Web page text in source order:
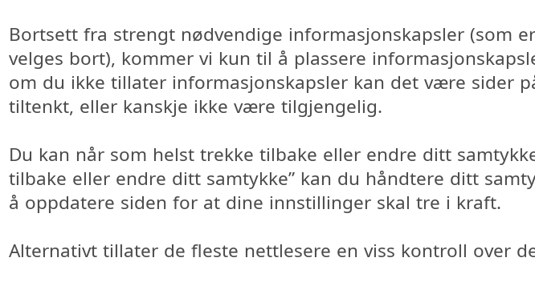
Bortsett fra strengt nødvendige informasjonskapsler (som
velges bort), kommer vi kun til å plassere
om du ikke tillater informasjonskapsler kan det være sider
tiltenkt, eller kanskje ikke være tilgjengelig.
Du kan når som helst trekke tilbake eller endre ditt
tilbake eller endre ditt samtykke” kan du håndtere ditt
å oppdatere siden for at dine innstillinger skal tre i kraft.
Alternativt tillater de fleste nettlesere en viss kontroll over